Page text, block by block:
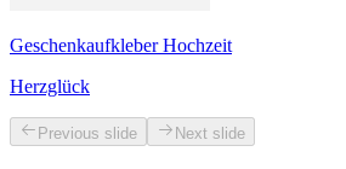
Geschenkaufkleber Hochzeit
Herzglück
Previous slide Next slide